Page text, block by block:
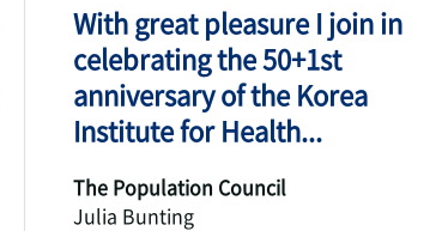
With great pleasure I join in
celebrating the 50+1st
anniversary of the Korea
Institute for Health...
The Population Council
Julia Bunting